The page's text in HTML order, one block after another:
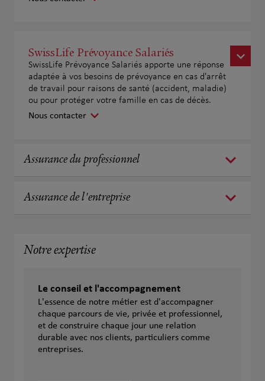
SwissLife Prévoyance Salariés
SwissLife Prévoyance Salariés apporte une réponse
adaptée à vos besoins de prévoyance en cas d'arrêt
de travail pour raisons de santé (accident, maladie)
ou pour protéger votre famille en cas de décès.
Nous contacter
Assurance du professionnel
Assurance de l'entreprise
Notre expertise
Le conseil et l'accompagnement
L'essence de notre métier est d'accompagner
chaque parcours de vie, privée et professionnel,
et de construire chaque jour une relation
durable avec nos clients, particuliers comme
entreprises.